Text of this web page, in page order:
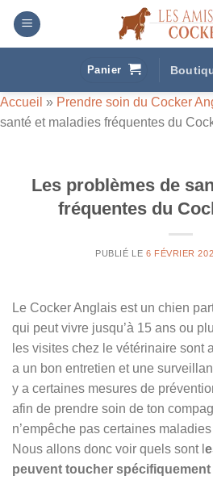
Passer
contenu
Panier
Accueil » Prendre soin du Cocker
santé et maladies fréquentes du
Les problèmes de
fréquentes du
PUBLIÉ LE 6 FÉVRIER
Le Cocker Anglais est un chien
qui peut vivre jusqu’à 15 ans ou
les visites chez le vétérinaire sont
a un bon entretien et une
y a certaines mesures de
afin de prendre soin de ton
n’empêche pas certaines
Nous allons donc voir quels sont l
peuvent toucher